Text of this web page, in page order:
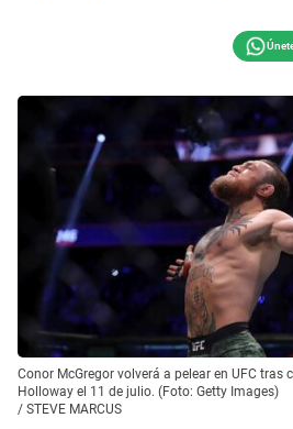
Conor McGregor volverá a pelear en UFC tras
Holloway el 11 de julio. (Foto: Getty Images)
/ STEVE MARCUS